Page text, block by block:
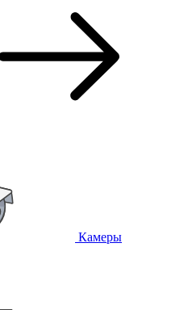
Камеры